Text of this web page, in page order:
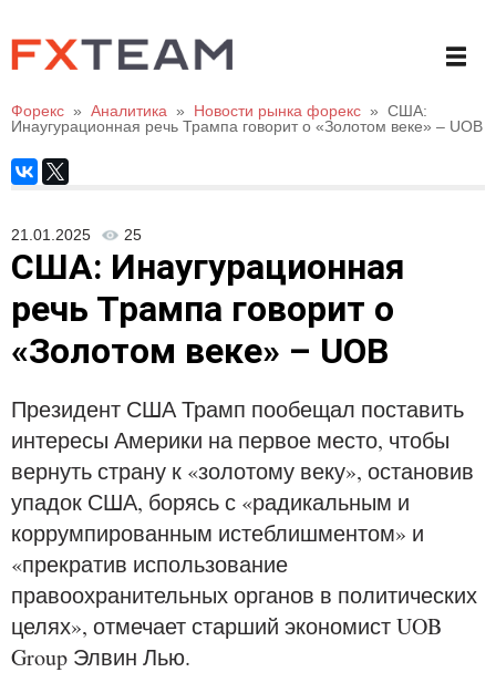
Форекс » Аналитика » Новости рынка форекс » США:
Инаугурационная речь Трампа говорит о «Золотом веке» – UOB
21.01.2025 25
США: Инаугурационная
речь Трампа говорит о
«Золотом веке» – UOB
Президент США Трамп пообещал поставить
интересы Америки на первое место, чтобы
вернуть страну к «золотому веку», остановив
упадок США, борясь с «радикальным и
коррумпированным истеблишментом» и
«прекратив использование
правоохранительных органов в политических
целях», отмечает старший экономист UOB
Group Элвин Лью.